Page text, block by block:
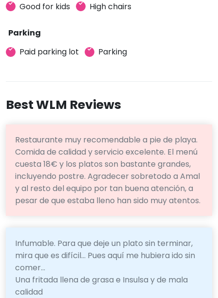
Good for kids
High chairs
Parking
Paid parking lot
Parking
Best WLM Reviews
Restaurante muy recomendable a pie de playa.
Comida de calidad y servicio excelente. El menú
cuesta 18€ y los platos son bastante grandes,
incluyendo postre. Agradecer sobretodo a Amal
y al resto del equipo por tan buena atención, a
pesar de que estaba lleno han sido muy atentos.
Infumable. Para que deje un plato sin terminar,
mira que es difícil… Pues aquí me hubiera ido sin
comer…
Una fritada llena de grasa e Insulsa y de mala
calidad